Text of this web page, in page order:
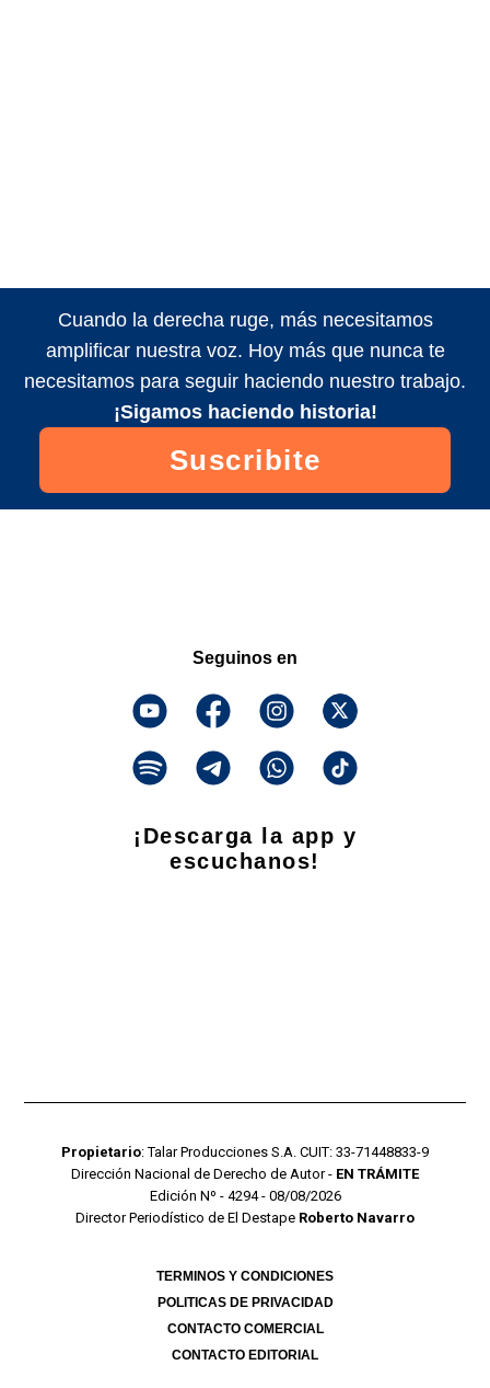
Cuando la derecha ruge, más necesitamos
amplificar nuestra voz. Hoy más que nunca te
necesitamos para seguir haciendo nuestro trabajo.
¡Sigamos haciendo historia!
Suscribite
Seguinos en
¡Descarga la app y
escuchanos!
Propietario: Talar Producciones S.A. CUIT: 33-71448833-9
Dirección Nacional de Derecho de Autor - EN TRÁMITE
Edición Nº - 4294 - 08/08/2026
Director Periodístico de El Destape Roberto Navarro
TERMINOS Y CONDICIONES
POLITICAS DE PRIVACIDAD
CONTACTO COMERCIAL
CONTACTO EDITORIAL